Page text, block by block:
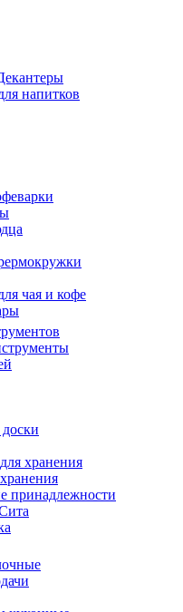
напитков
чая и кофе
хранения
принадлежности